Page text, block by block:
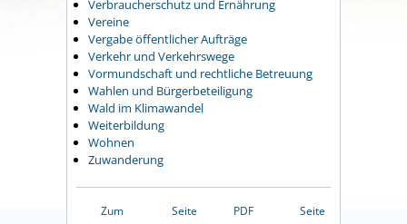
Verbraucherschutz und Ernährung
Vereine
Vergabe öffentlicher Aufträge
Verkehr und Verkehrswege
Vormundschaft und rechtliche Betreuung
Wahlen und Bürgerbeteiligung
Wald im Klimawandel
Weiterbildung
Wohnen
Zuwanderung
Zum
Seite
PDF
Seite